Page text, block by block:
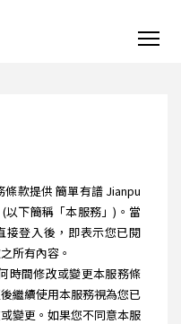
款提供 簡單有譜 Jianpu
下簡稱「本服務」)。當
接登入後，即表示您已閱
所有內容。
時間修改或變更本服務條
繼續使用本服務視為您已
變更。如果您不同意本服